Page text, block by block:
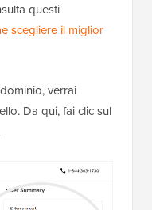
questi
scegliere il miglior
verrai
Da qui, fai clic sul